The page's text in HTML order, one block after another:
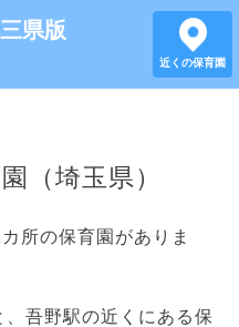
県版
近くの保育園
（埼玉県）
所の保育園がありま
吾野駅の近くにある保